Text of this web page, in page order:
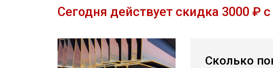
Сегодня действует скидка 3000 ₽
Сколько